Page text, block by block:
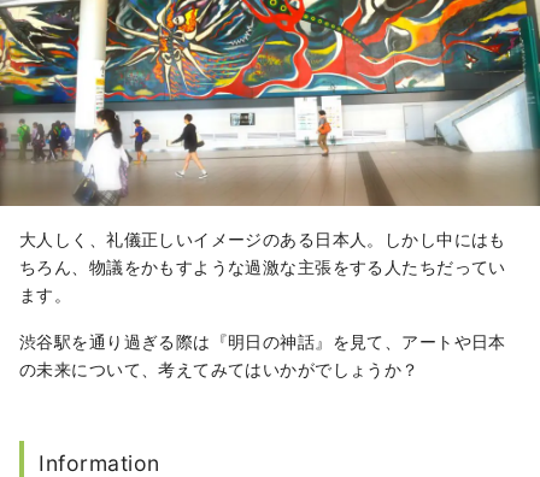
大人しく、礼儀正しいイメージのある日本人。しかし中にはも
ちろん、物議をかもすような過激な主張をする人たちだってい
ます。
渋谷駅を通り過ぎる際は『明日の神話』を見て、アートや日本
の未来について、考えてみてはいかがでしょうか？
Information